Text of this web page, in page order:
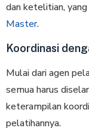
dan ketelitian,
Master.
Koordinasi
Mulai dari agen
semua harus
keterampilan
pelatihannya.